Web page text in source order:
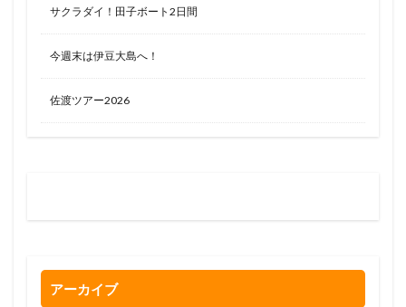
サクラダイ！田子ボート2日間
今週末は伊豆大島へ！
佐渡ツアー2026
アーカイブ